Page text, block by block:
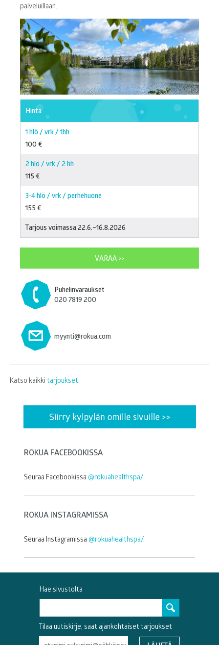
palveluillaan.
Hinta
1 hlö / vrk / 1hh
100 €
2 hlö / vrk / 2 hh
115 €
3-4 hlö / vrk / perhehuone
155 €
Tarjous voimassa 22.6.–16.8.2026
VARAA >>
Puhelinvaraukset
020 7819 200
myynti@rokua.com
Katso kaikki tarjoukset.
ROKUA FACEBOOKISSA
Seuraa Facebookissa @rokuahealthspa/
ROKUA INSTAGRAMISSA
Seuraa Instagramissa @rokuahealthspa/
Hae sivustolta
Tilaa uutiskirje, saat ajankohtaiset tarjoukset